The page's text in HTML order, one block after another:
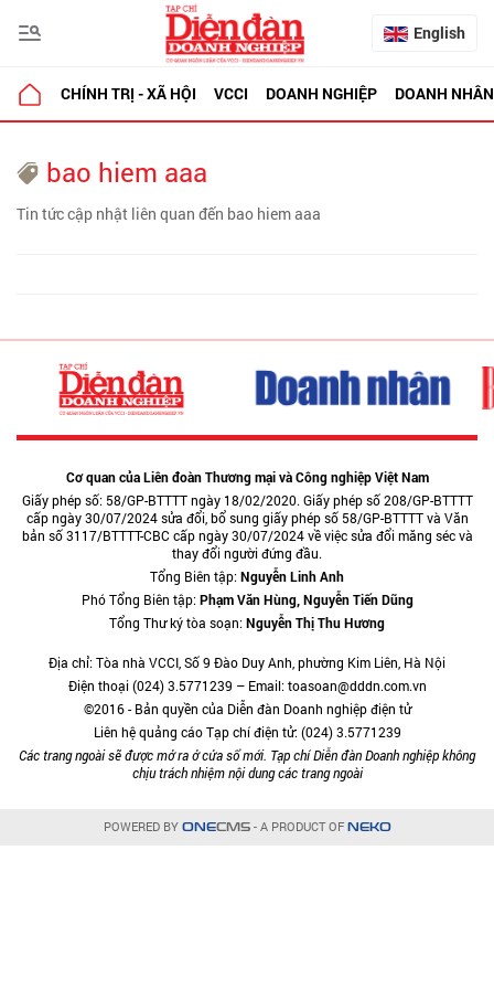
English
CHÍNH TRỊ - XÃ HỘI VCCI DOANH NGHIỆP DOANH NHÂN
bao hiem aaa
Tin tức cập nhật liên quan đến bao hiem aaa
Cơ quan của Liên đoàn Thương mại và Công nghiệp Việt Nam
Giấy phép số: 58/GP-BTTTT ngày 18/02/2020. Giấy phép số 208/GP-BTTTT
cấp ngày 30/07/2024 sửa đổi, bổ sung giấy phép số 58/GP-BTTTT và Văn
bản số 3117/BTTTT-CBC cấp ngày 30/07/2024 về việc sửa đổi măng séc và
thay đổi người đứng đầu.
Tổng Biên tập:Nguyễn Linh Anh
Phó Tổng Biên tập:Phạm Văn Hùng, Nguyễn Tiến Dũng
Tổng Thư ký tòa soạn:Nguyễn Thị Thu Hương
Địa chỉ: Tòa nhà VCCI, Số 9 Đào Duy Anh, phường Kim Liên, Hà Nội
Điện thoại (024) 3.5771239 – Email: toasoan@dddn.com.vn
©2016 - Bản quyền của Diễn đàn Doanh nghiệp điện tử
Liên hệ quảng cáo Tạp chí điện tử: (024) 3.5771239
Các trang ngoài sẽ được mở ra ở cửa sổ mới. Tạp chí Diễn đàn Doanh nghiệp không
chịu trách nhiệm nội dung các trang ngoài
POWERED BY ONECMS- A PRODUCT OF NEKO